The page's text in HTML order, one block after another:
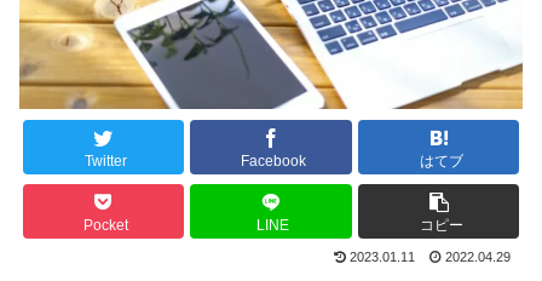
Twitter Facebook はてブ
Pocket LINE コピー
2023.01.11 2022.04.29